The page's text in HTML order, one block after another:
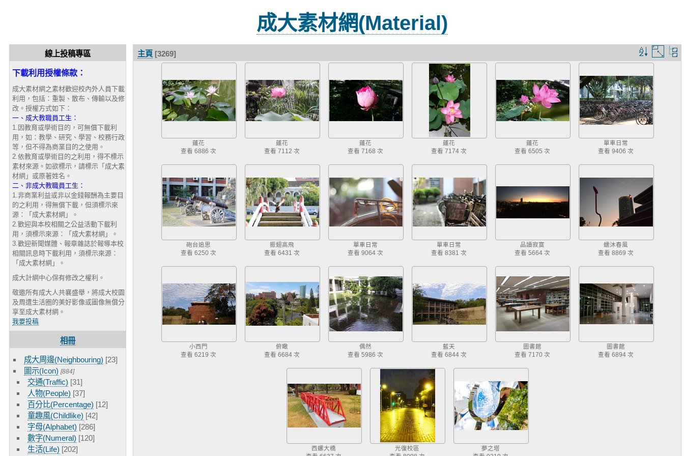
成大素材網(Material)
線上投稿專區
下載利用授權條款：
成大素材網之素材歡迎校內外人員下載
利用，包括：重製、散布、傳輸以及修
改。授權方式如下：
一、成大教職員工生：
1.因教育或學術目的，可無償下載利
用，如：教學、研究、學習、校務行政
等，但不得為商業目的之使用。
2.依教育或學術目的之利用，得不標示
素材來源。如欲標示，請標示「成大素
材網」或原著姓名。
二、非成大教職員工生：
1.非商業利益或非以金錢報酬為主要目
的之利用，得無償下載，但須標示來
源：「成大素材網」。
2.歡迎與本校相關之公益活動下載利
用，須標示來源：「成大素材網」。
3.歡迎新聞媒體、報章雜誌於報導本校
相關訊息時下載利用，須標示來源：
「成大素材網」。
成大計網中心保有修改之權利。
敬邀所有成大人共襄盛舉，將成大校園
及周遭生活圈的美好影像或圖像無償分
享至成大素材網。
我要投稿
相冊
成大周邊(Neighbouring) [23]
圖示(Icon) [884]
交通(Traffic) [31]
人物(People) [37]
百分比(Percentage) [12]
童趣風(Childlike) [42]
字母(Alphabet) [286]
數字(Numeral) [120]
生活(Life) [202]
排
序
則
圖
主頁 [3269]
蓮花
查看 6886 次
蓮花
查看 7112 次
蓮花
查看 7168 次
蓮花
查看 7174 次
蓮花
查看 6505 次
單車日常
查看 9406 次
砲台追思
查看 6250 次
振翅高飛
查看 6431 次
單車日常
查看 9064 次
單車日常
查看 8381 次
品讀寂寞
查看 5664 次
蠕沐春風
查看 8869 次
小西門
查看 6219 次
俯瞰
查看 6684 次
偶然
查看 5986 次
藍天
查看 6844 次
圖書館
查看 7170 次
圖書館
查看 6894 次
西螺大橋
光復校區
夢之塔